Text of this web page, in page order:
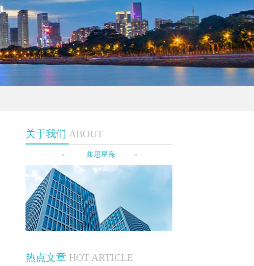
关于我们 ABOUT
集思星海
热点文章 HOT ARTICLE